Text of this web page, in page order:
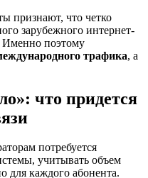
признают, что четко
зарубежного интернет-
Именно поэтому
трафика, а
что придется
потребуется
учитывать объем
для каждого абонента.